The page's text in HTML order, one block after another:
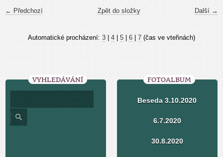
← Předchozí Další →
Zpět do složky
Automatické procházení: 3 4 5 6 7 (čas ve vteřinách)
VYHLEDÁVÁNÍ FOTOALBUM
Beseda 3.10.2020
6.7.2020
30.8.2020